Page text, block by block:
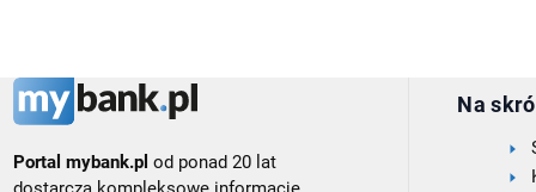
Portal mybank.pl od ponad 20 lat
Na